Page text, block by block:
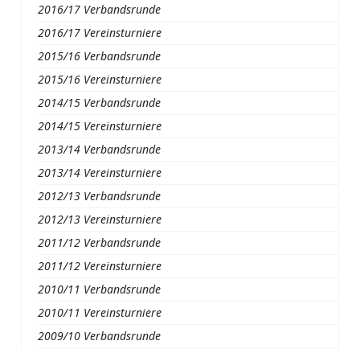
2016/17 Verbandsrunde
2016/17 Vereinsturniere
2015/16 Verbandsrunde
2015/16 Vereinsturniere
2014/15 Verbandsrunde
2014/15 Vereinsturniere
2013/14 Verbandsrunde
2013/14 Vereinsturniere
2012/13 Verbandsrunde
2012/13 Vereinsturniere
2011/12 Verbandsrunde
2011/12 Vereinsturniere
2010/11 Verbandsrunde
2010/11 Vereinsturniere
2009/10 Verbandsrunde